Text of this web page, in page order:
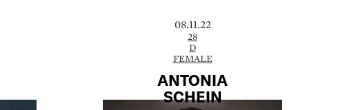
08.11.22
28
D
FEMALE
ANTONIA
SCHEIN